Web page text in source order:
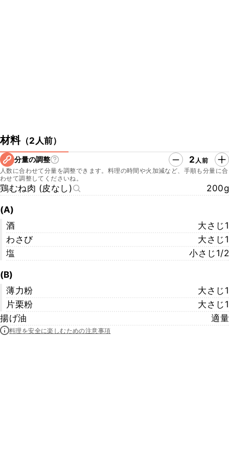
材料（2人前）
分量の調整 2 人前
人数に合わせて分量を調整できます。料理の時間や火加減など、手順も分量に合
わせて調整してくださいね。
鶏むね肉 (皮なし) 200g
(A)
酒
大さじ1
わさび
大さじ1
塩
小さじ1/2
(B)
薄力粉
大さじ1
片栗粉
大さじ1
揚げ油
適量
料理を安全に楽しむための注意事項